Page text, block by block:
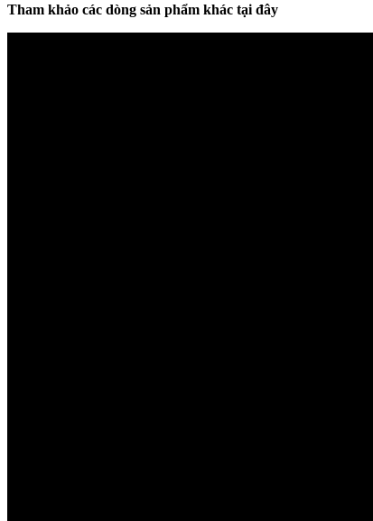
Tham khảo các dòng sản phẩm khác tại đây